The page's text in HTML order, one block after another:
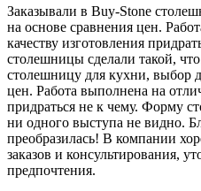
Заказывали в Buy-Stone
на основе сравнения цен.
качеству изготовления
столешницы сделали такой,
столешницу для кухни, выбор
цен. Работа выполнена на
придраться не к чему. Форму
ни одного выступа не видно.
преобразилась! В компании
заказов и консультирования,
предпочтения.